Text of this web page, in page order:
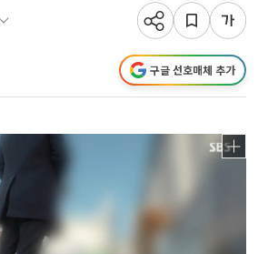
구글 선호매체 추가